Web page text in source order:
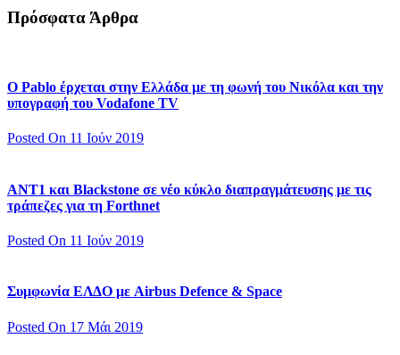
Πρόσφατα Άρθρα
Ο Pablo έρχεται στην Ελλάδα με τη φωνή του Νικόλα και την
υπογραφή του Vodafone TV
Posted On 11 Ιούν 2019
ΑΝΤ1 και Blackstone σε νέο κύκλο διαπραγμάτευσης με τις
τράπεζες για τη Forthnet
Posted On 11 Ιούν 2019
Συμφωνία ΕΛΔΟ με Airbus Defence & Space
Posted On 17 Μάι 2019